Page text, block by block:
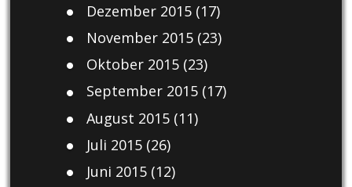
Dezember 2015(17)
November 2015(23)
Oktober 2015(23)
September 2015(17)
August 2015(11)
Juli 2015(26)
Juni 2015(12)